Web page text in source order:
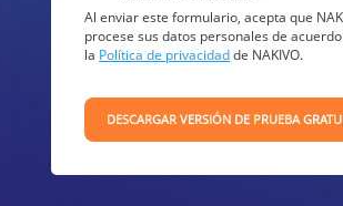
Al enviar este formulario, acepta que
procese sus datos personales de
la Política de privacidadde NAKIVO.